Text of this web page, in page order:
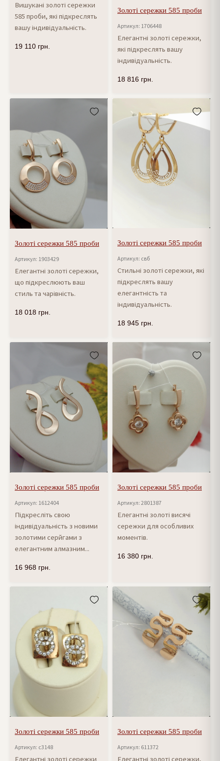
Вишукані золоті сережки
585 проби, які підкреслять
вашу індивідуальність.
19 110 грн.
Золоті сережки 585 проби
Артикул: 1706448
Елегантні золоті сережки,
які підкреслять вашу
індивідуальність.
18 816 грн.
Золоті сережки 585 проби
Артикул: 1903429
Елегантні золоті сережки,
що підкреслюють ваш
стиль та чарівність.
18 018 грн.
Золоті сережки 585 проби
Артикул: свб
Стильні золоті сережки, які
підкреслять вашу
елегантність та
індивідуальність.
18 945 грн.
Золоті сережки 585 проби
Артикул: 1612404
Підкресліть свою
індивідуальність з новими
золотими серйгами з
елегантним алмазним...
16 968 грн.
Золоті сережки 585 проби
Артикул: 2801387
Елегантні золоті висячі
сережки для особливих
моментів.
16 380 грн.
Золоті сережки 585 проби
Артикул: с3148
Елегантні золоті сережки
Золоті сережки 585 проби
Артикул: 611372
Елегантні золоті сережки,